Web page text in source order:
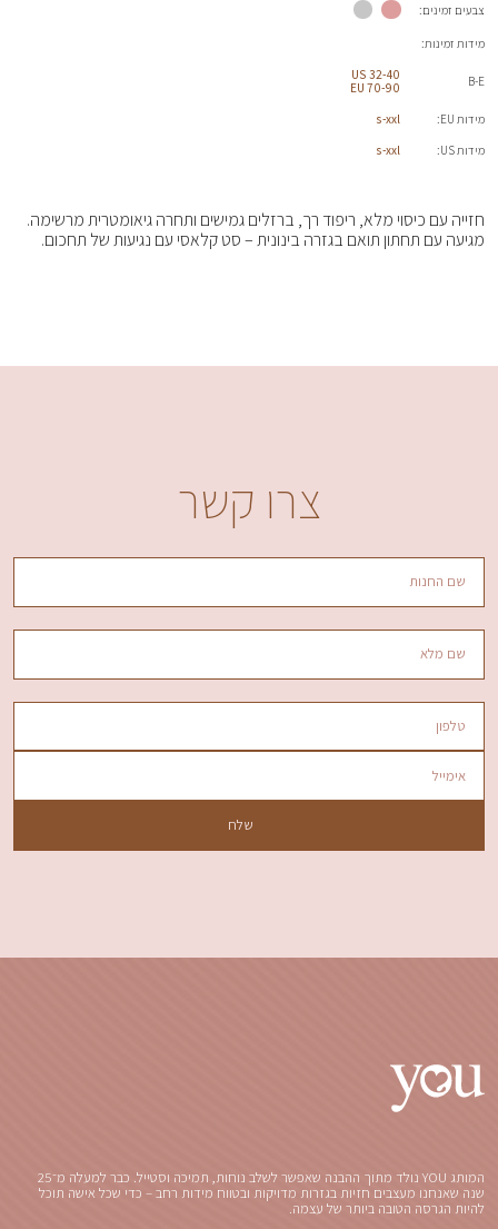
צבעים זמינים:
מידות זמינות:
B-E
32-40 US
70-90 EU
מידות EU:
s-xxl
מידות US:
s-xxl
חזייה עם כיסוי מלא, ריפוד רך, ברזלים גמישים ותחרה גיאומטרית מרשימה.
מגיעה עם תחתון תואם בגזרה בינונית – סט קלאסי עם נגיעות של תחכום.
צרו קשר
המותג YOU נולד מתוך ההבנה שאפשר לשלב נוחות, תמיכה וסטייל. כבר למעלה מ־25
שנה שאנחנו מעצבים חזיות בגזרות מדויקות ובטווח מידות רחב – כדי שכל אישה תוכל
להיות הגרסה הטובה ביותר של עצמה.